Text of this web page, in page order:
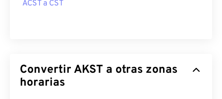
ACST a CST
Convertir AKST a otras zonas
horarias